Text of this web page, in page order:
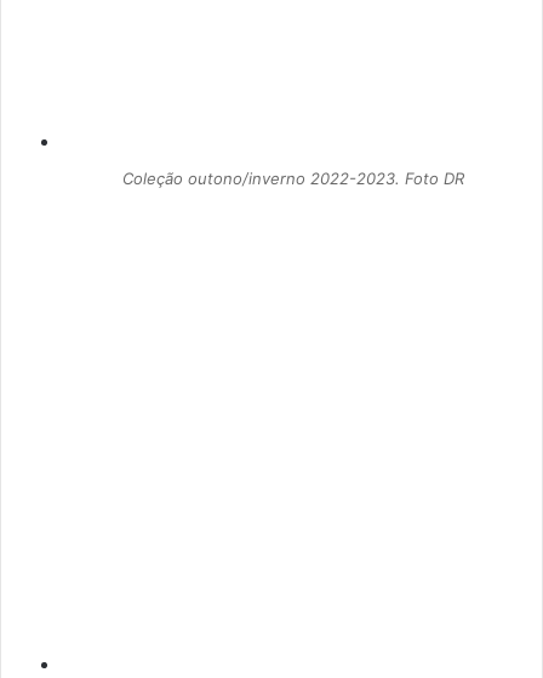
Coleção outono/inverno 2022-2023. Foto DR